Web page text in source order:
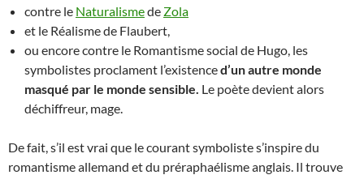
contre le Naturalismede Zola
et le Réalisme de Flaubert,
ou encore contre le Romantisme social de Hugo, les
symbolistes proclament l’existenced’un autre monde
masqué par le monde sensible. Le poète devient alors
déchiffreur, mage.
De fait, s’il est vrai que le courant symboliste s’inspire du
romantisme allemand et du préraphaélisme anglais. Il trouve